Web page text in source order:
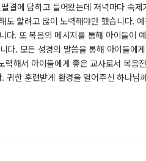
에 답하고 들어왔는데 저녁마다 숙
할려고 많이 노력해야만 했습니다.
. 또 복음의 메시지를 통해 아이들이
. 모든 성경의 말씀을 통해 아이들에
해서 아이들에게 좋은 교사로서 복
한 훈련받게 환경을 열어주신 하나님